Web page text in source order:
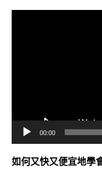
00:00
如何又快又便宜地學